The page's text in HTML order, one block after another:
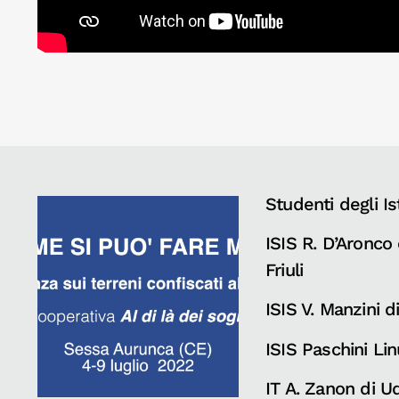
Studenti degli
ISIS R.
Friuli
ISIS V. Manzini
ISIS Paschini
IT A. Zanon di